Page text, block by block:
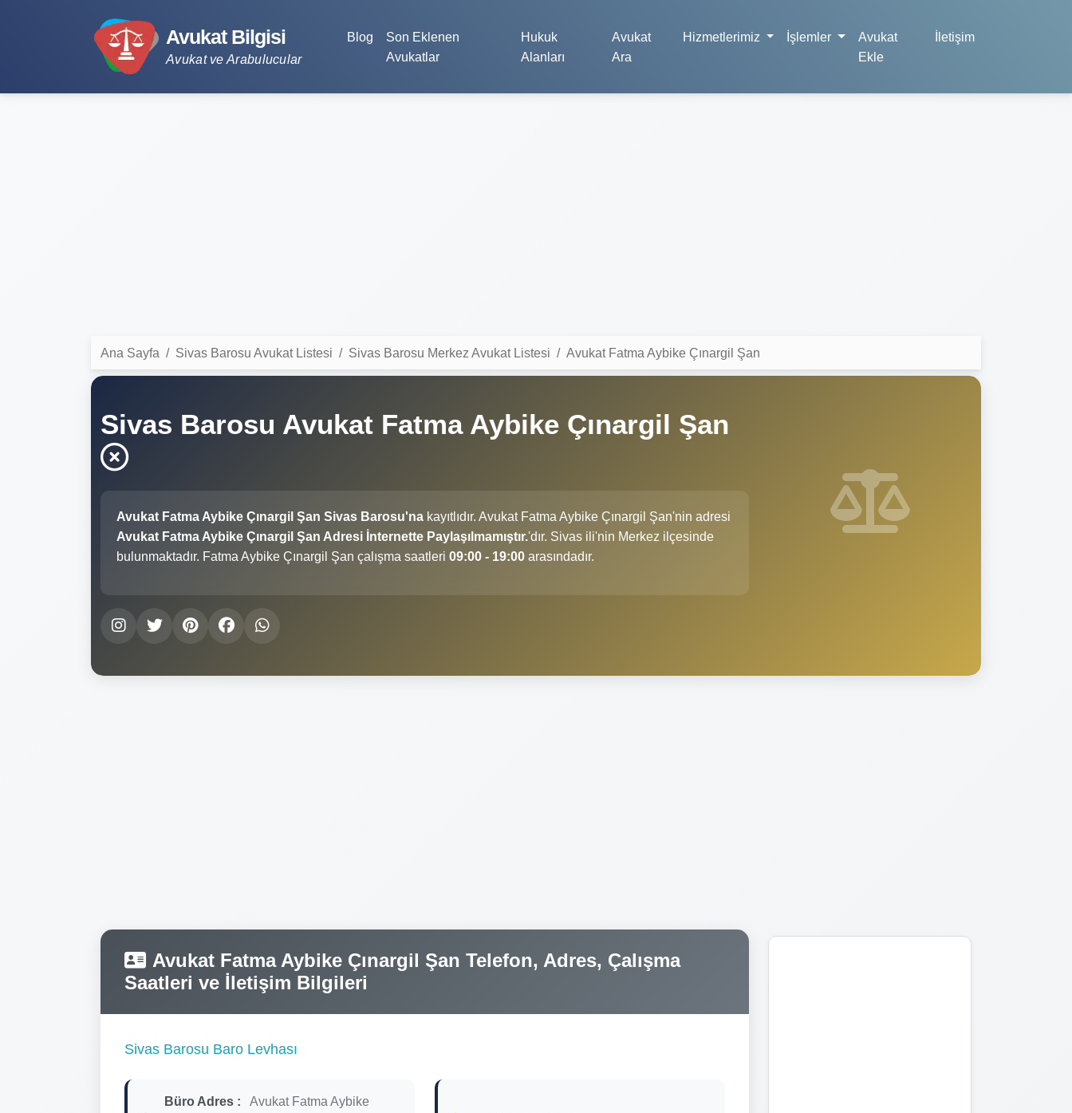
Avukat Bilgisi
Avukat ve Arabulucular
Blog
Son Eklenen
Avukatlar
Hukuk
Alanları
Avukat
Ara
Hizmetlerimiz İşlemler
Avukat
Ekle
İletişim
Ana Sayfa Sivas Barosu Avukat Listesi Sivas Barosu Merkez Avukat Listesi Avukat Fatma Aybike Çınargil Şan
Sivas Barosu Avukat Fatma Aybike Çınargil Şan
Avukat Fatma Aybike Çınargil Şan Sivas Barosu'na kayıtlıdır. Avukat Fatma Aybike Çınargil Şan'nin adresi
Avukat Fatma Aybike Çınargil Şan Adresi İnternette Paylaşılmamıştır.'dır. Sivas ili'nin Merkez ilçesinde
bulunmaktadır. Fatma Aybike Çınargil Şan çalışma saatleri 09:00 - 19:00 arasındadır.
Avukat Fatma Aybike Çınargil Şan Telefon, Adres, Çalışma
Saatleri ve İletişim Bilgileri
Sivas Barosu Baro Levhası
Büro Adres :
Avukat Fatma Aybike